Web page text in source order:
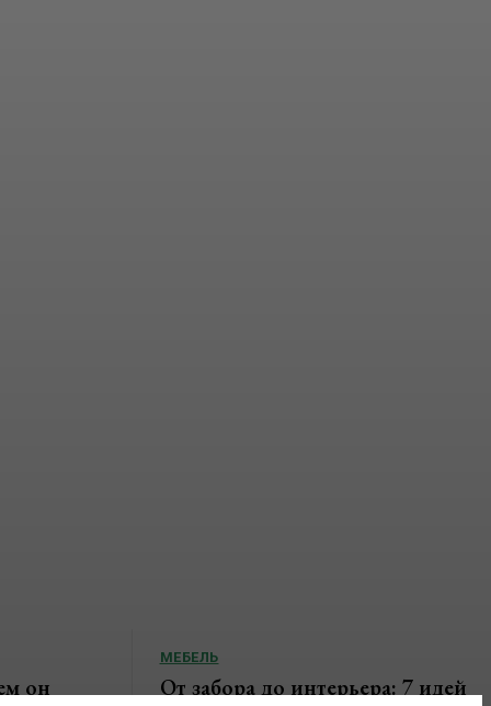
он
МЕБЕЛЬ
От забора до интерьера: 7 идей